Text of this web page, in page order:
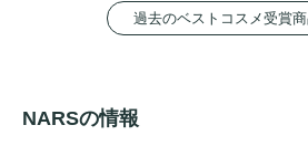
過去のベストコスメ受賞
NARSの情報